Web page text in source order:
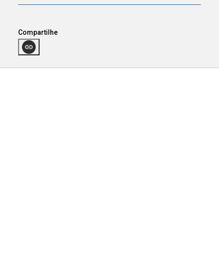
Compartilhe